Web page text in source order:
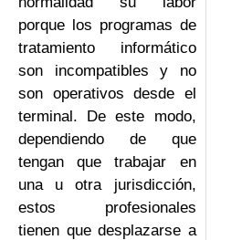
porque los programas de
tratamiento informático
son incompatibles y no
son operativos desde el
terminal. De este modo,
dependiendo de que
tengan que trabajar en
una u otra jurisdicción,
estos profesionales
tienen que desplazarse a